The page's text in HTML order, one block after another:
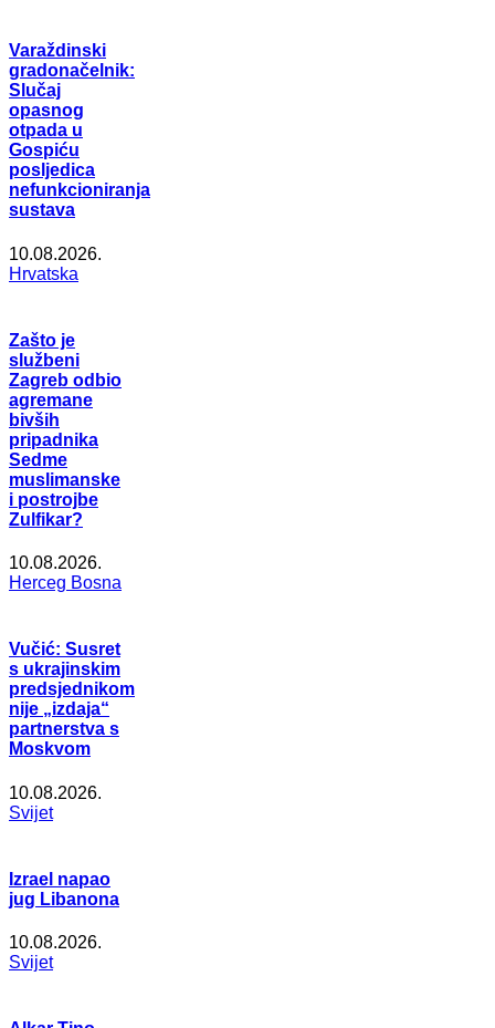
Varaždinski
gradonačelnik:
Slučaj
opasnog
otpada u
Gospiću
posljedica
nefunkcioniranja
sustava
10.08.2026.
Hrvatska
Zašto je
službeni
Zagreb odbio
agremane
bivših
pripadnika
Sedme
muslimanske
i postrojbe
Zulfikar?
10.08.2026.
Herceg Bosna
Vučić: Susret
s ukrajinskim
predsjednikom
nije „izdaja“
partnerstva s
Moskvom
10.08.2026.
Svijet
Izrael napao
jug Libanona
10.08.2026.
Svijet